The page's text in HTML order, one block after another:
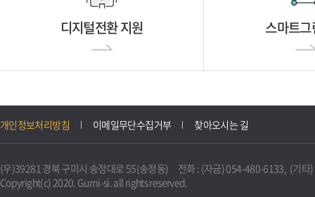
디지털전환 지원 스마트
개인정보처리방침 이메일무단수집거부 찾아오시는 길
(우)39281 경북 구미시 송정대로 55(송정동) 전화 : (자금) 054-480-6133, (기타
Copyright(c) 2020. Gumi-si. all rights reserved.